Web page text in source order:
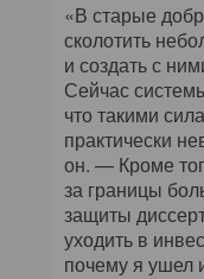
«В старые
сколотить
и создать с
Сейчас
что такими
практически
он. — Кроме
за границы
защиты
уходить в
почему я ушел